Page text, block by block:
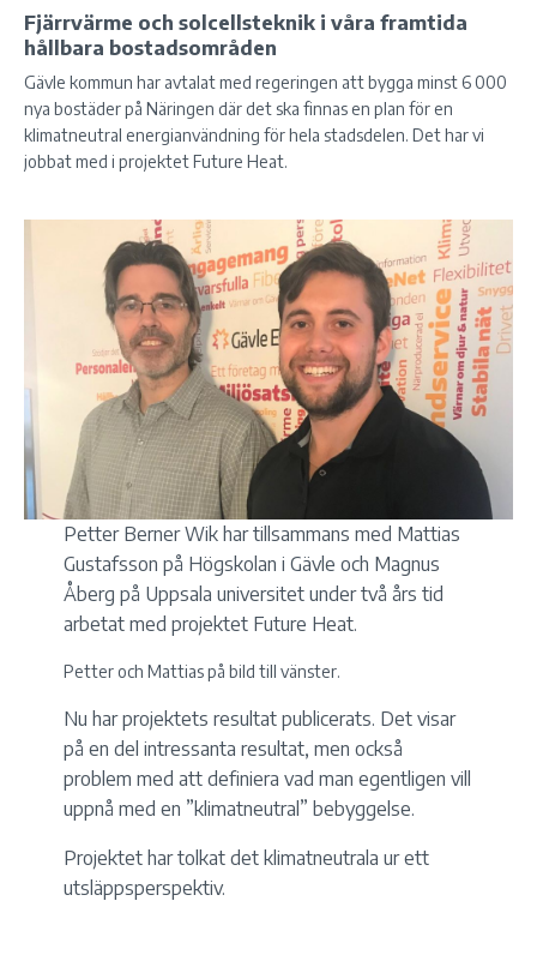
Fjärrvärme och solcellsteknik i våra framtida
hållbara bostadsområden
Gävle kommun har avtalat med regeringen att bygga minst 6 000
nya bostäder på Näringen där det ska finnas en plan för en
klimatneutral energianvändning för hela stadsdelen. Det har vi
jobbat med i projektet Future Heat.
Petter Berner Wik har tillsammans med Mattias
Gustafsson på Högskolan i Gävle och Magnus
Åberg på Uppsala universitet under två års tid
arbetat med projektet Future Heat.
Petter och Mattias på bild till vänster.
Nu har projektets resultat publicerats. Det visar
på en del intressanta resultat, men också
problem med att definiera vad man egentligen vill
uppnå med en ”klimatneutral” bebyggelse.
Projektet har tolkat det klimatneutrala ur ett
utsläppsperspektiv.